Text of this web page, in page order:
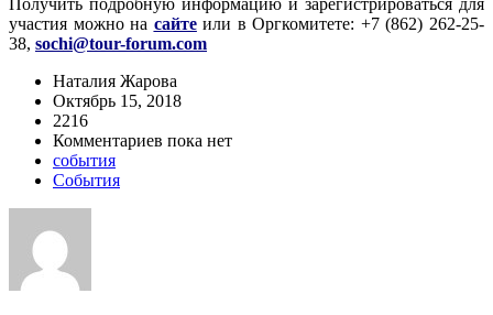
Получить подробную информацию и зарегистрироваться для
участия можно на сайтеили в Оргкомитете: +7 (862) 262-25-
38, sochi@tour-forum.com
Наталия Жарова
Октябрь 15, 2018
2216
Комментариев пока нет
события
События